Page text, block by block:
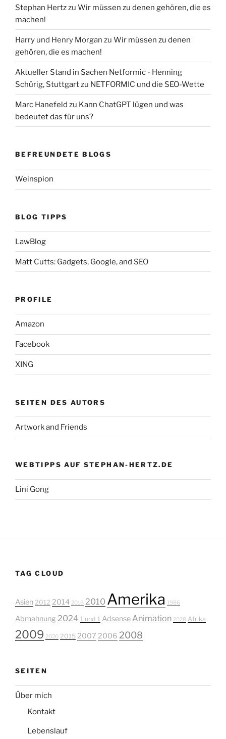
Stephan Hertzzu Wir müssen zu denen gehören, die es
machen!
Harry und Henry Morgan zu Wir müssen zu denen
gehören, die es machen!
Aktueller Stand in Sachen Netformic - Henning
Schürig, Stuttgartzu NETFORMIC und die SEO-Wette
Marc Hanefeld zu Kann ChatGPT lügen und was
bedeutet das für uns?
BEFREUNDETE BLOGS
Weinspion
BLOG TIPPS
LawBlog
Matt Cutts: Gadgets, Google, and SEO
PROFILE
Amazon
Facebook
XING
SEITEN DES AUTORS
Artwork and Friends
WEBTIPPS AUF STEPHAN-HERTZ.DE
Lini Gong
TAG CLOUD
Asien 2012 2014 2016 2010 Amerika 1986
Abmahnung 2024 1 und 1 Adsense Animation 2028 Afrika
2009 2020 2015 2007 2006 2008
SEITEN
Über mich
Kontakt
Lebenslauf